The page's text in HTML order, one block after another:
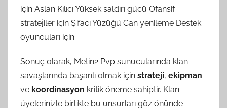
için Aslan Kılıcı Yüksek saldırı gücü Ofansif
stratejiler için Şifacı Yüzüğü Can yenileme Destek
oyuncuları için
Sonuç olarak, Metin2 Pvp sunucularında klan
savaşlarında başarılı olmak için strateji, ekipman
ve koordinasyon kritik öneme sahiptir. Klan
üyelerinizle birlikte bu unsurları göz önünde